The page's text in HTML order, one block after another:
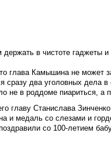
в чистоте гаджеты
глава Камышина не может
два уголовных дела
не в роддоме пиариться, а
главу Станислава Зинченко
и медаль со слезами и
со 100-летием